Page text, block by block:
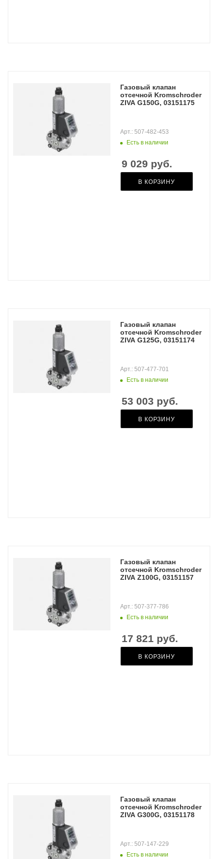
Газовый клапан
отсечной Kromschroder
ZIVA G150G, 03151175
Есть в наличии
Арт.: 507-482-453
9 029 руб.
В КОРЗИНУ
Газовый клапан
отсечной Kromschroder
ZIVA G125G, 03151174
Есть в наличии
Арт.: 507-477-701
53 003 руб.
В КОРЗИНУ
Газовый клапан
отсечной Kromschroder
ZIVA Z100G, 03151157
Есть в наличии
Арт.: 507-377-786
17 821 руб.
В КОРЗИНУ
Газовый клапан
отсечной Kromschroder
ZIVA G300G, 03151178
Есть в наличии
Арт.: 507-147-229